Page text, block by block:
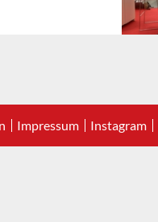
Impressum Instagram